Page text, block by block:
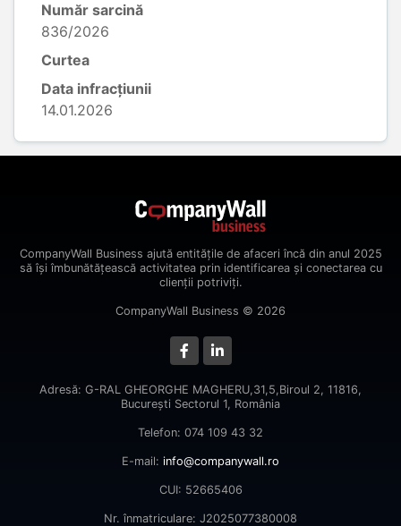
Număr sarcină
836/2026
Curtea
Data infracțiunii
14.01.2026
CompanyWall Business ajută entitățile de afaceri încă din anul 2025
să își îmbunătățească activitatea prin identificarea și conectarea cu
clienții potriviți.
CompanyWall Business © 2026
Adresă: G-RAL GHEORGHE MAGHERU,31,5,Biroul 2, 11816,
Bucureşti Sectorul 1, România
Telefon: 074 109 43 32
E-mail: info@companywall.ro
CUI: 52665406
Nr. înmatriculare: J2025077380008